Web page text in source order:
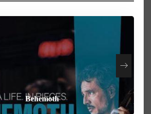
Heart of the Beast
Behemoth
How To Rob A Bank
By Any Means